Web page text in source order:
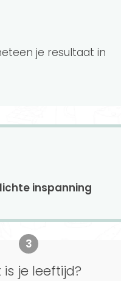
je resultaat in
inspanning
3
is je leeftijd?